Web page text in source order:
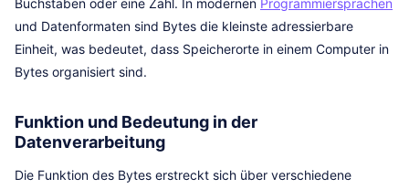
Buchstaben oder eine Zahl. In modernen Programmiersprachen
und Datenformaten sind Bytes die kleinste adressierbare
Einheit, was bedeutet, dass Speicherorte in einem Computer in
Bytes organisiert sind.
Funktion und Bedeutung in der
Datenverarbeitung
Die Funktion des Bytes erstreckt sich über verschiedene